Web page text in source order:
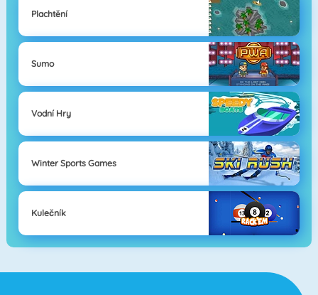
Plachtění
Sumo
Vodní Hry
Winter Sports Games
Kulečník